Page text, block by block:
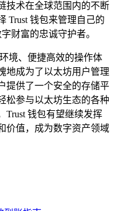
技术在全球范围内的不断
Trust 钱包来管理自己的
财富的忠诚守护者。
境、便捷高效的操作体
地成为了以太坊用户管理
提供了一个安全的存储平
松参与以太坊生态的各种
Trust 钱包有望继续发挥
价值，成为数字资产领域